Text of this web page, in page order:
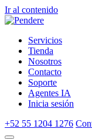
Ir al contenido
Servicios
Tienda
Nosotros
Contacto
Soporte
Agentes IA
Inicia sesión
+52 55 1204 1276